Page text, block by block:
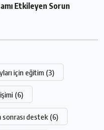
Etkileyen Sorun
için eğitim (3)
(6)
sonrası destek (6)